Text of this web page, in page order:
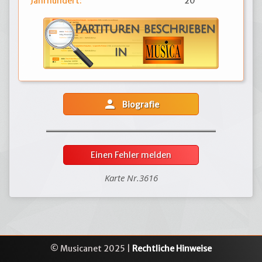
person Biografie
Einen Fehler melden
Karte Nr.3616
© Musicanet 2025 | Rechtliche Hinweise